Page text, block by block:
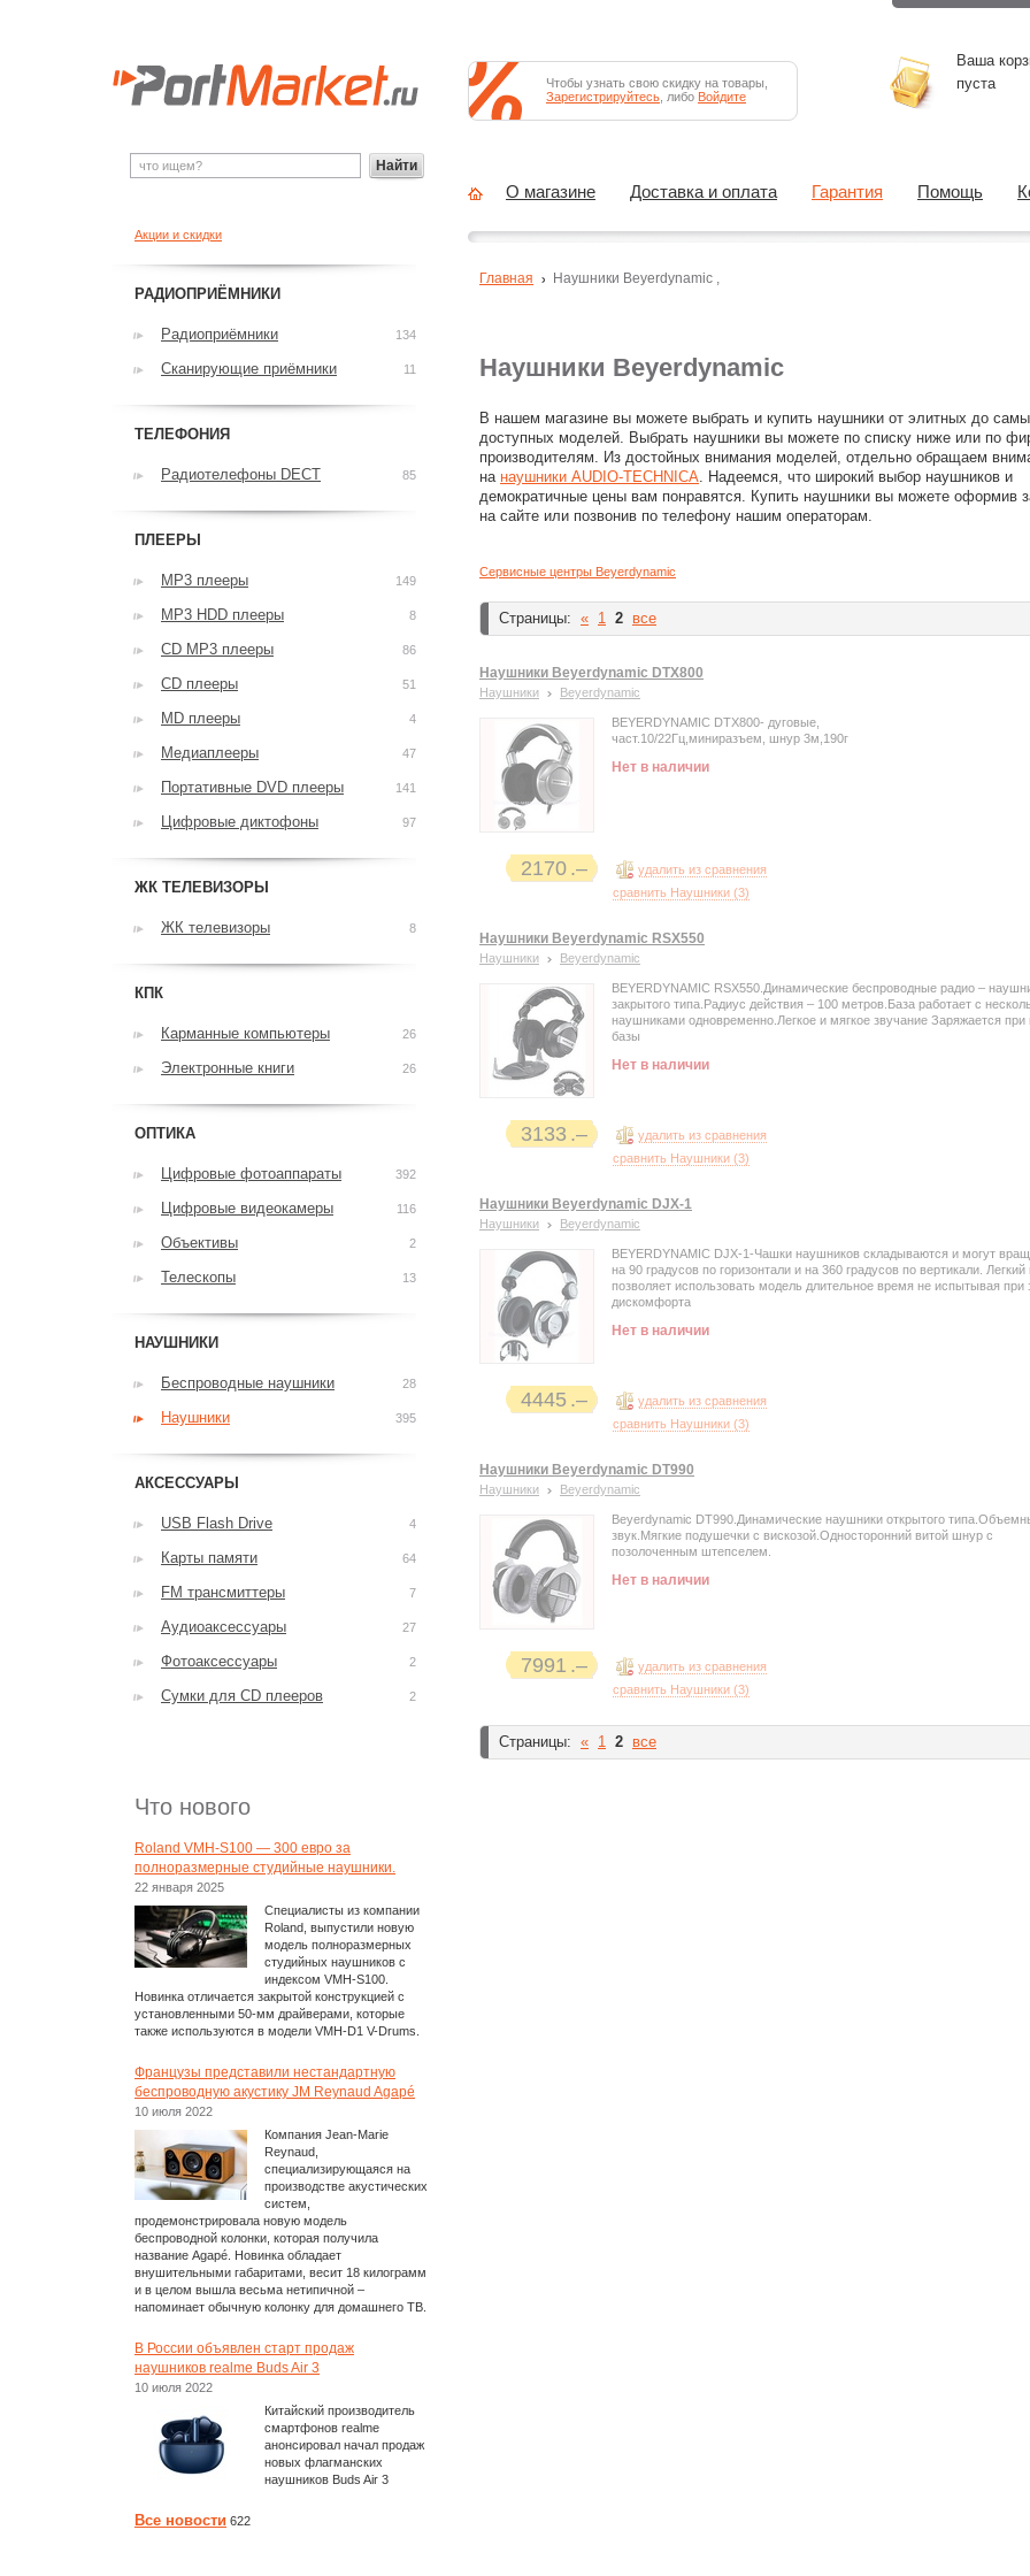
Наушники Beyerdynamic
В нашем магазине вы можете выбрать и купить наушники от элитных до
доступных моделей. Выбрать наушники вы можете по списку ниже или по
производителям. Из достойных внимания моделей, отдельно обращаем
на наушники AUDIO-TECHNICA. Надеемся, что широкий выбор наушников и
демократичные цены вам понравятся. Купить наушники вы можете оформив
на сайте или позвонив по телефону нашим операторам.
Сервисные центры Beyerdynamic
Страницы: « 1 2 все
Наушники Beyerdynamic DTX800
Наушники Beyerdynamic
BEYERDYNAMIC DTX800- дуговые,
част.10/22Гц,миниразъем, шнур 3м,190г
Нет в наличии
2170
удалить из сравнения
сравнить Наушники (3)
Наушники Beyerdynamic RSX550
Наушники Beyerdynamic
BEYERDYNAMIC RSX550.Динамические беспроводные радио –
закрытого типа.Радиус действия – 100 метров.База работает с
наушниками одновременно.Легкое и мягкое звучание Заряжается
базы
Нет в наличии
3133
удалить из сравнения
сравнить Наушники (3)
Наушники Beyerdynamic DJX-1
Наушники Beyerdynamic
BEYERDYNAMIC DJX-1-Чашки наушников складываются и могут
на 90 градусов по горизонтали и на 360 градусов по вертикали. Легкий
позволяет использовать модель длительное время не испытывая при
дискомфорта
Нет в наличии
4445
удалить из сравнения
сравнить Наушники (3)
Наушники Beyerdynamic DT990
Наушники Beyerdynamic
Beyerdynamic DT990.Динамические наушники открытого
звук.Мягкие подушечки с вискозой.Односторонний витой шнур с
позолоченным штепселем.
Нет в наличии
7991
удалить из сравнения
сравнить Наушники (3)
Страницы: « 1 2 все
Главная Наушники Beyerdynamic ,
Акции и скидки
РАДИОПРИЁМНИКИ
Радиоприёмники 134
Сканирующие приёмники 11
ТЕЛЕФОНИЯ
Радиотелефоны DECT 85
ПЛЕЕРЫ
MP3 плееры 149
MP3 HDD плееры 8
CD MP3 плееры 86
CD плееры 51
MD плееры 4
Медиаплееры 47
Портативные DVD плееры 141
Цифровые диктофоны 97
ЖК ТЕЛЕВИЗОРЫ
ЖК телевизоры 8
КПК
Карманные компьютеры 26
Электронные книги 26
ОПТИКА
Цифровые фотоаппараты 392
Цифровые видеокамеры 116
Объективы 2
Телескопы 13
НАУШНИКИ
Беспроводные наушники 28
Наушники 395
АКСЕССУАРЫ
USB Flash Drive 4
Карты памяти 64
FM трансмиттеры 7
Аудиоаксессуары 27
Фотоаксессуары 2
Сумки для CD плееров 2
Что нового
Roland VMH-S100 — 300 евро за
полноразмерные студийные наушники.
22 января 2025
Специалисты из компании
Roland, выпустили новую
модель полноразмерных
студийных наушников с
индексом VMH-S100.
Новинка отличается закрытой конструкцией с
установленными 50-мм драйверами, которые
также используются в модели VMH-D1 V-Drums.
Французы представили нестандартную
беспроводную акустику JM Reynaud Agapé
10 июля 2022
Компания Jean-Marie
Reynaud,
специализирующаяся на
производстве акустических
систем,
продемонстрировала новую модель
беспроводной колонки, которая получила
название Agapé. Новинка обладает
внушительными габаритами, весит 18 килограмм
и в целом вышла весьма нетипичной –
напоминает обычную колонку для домашнего ТВ.
В России объявлен старт продаж
наушников realme Buds Air 3
10 июля 2022
Китайский производитель
смартфонов realme
анонсировал начал продаж
новых флагманских
наушников Buds Air 3
Все новости 622
Найти
Чтобы узнать свою скидку на товары,
Зарегистрируйтесь , либо Войдите
Ваша
пуста
О магазине Доставка и оплата Гарантия Помощь